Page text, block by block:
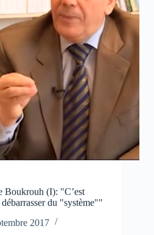
Boukrouh (I): "C’est
du "système""
2017